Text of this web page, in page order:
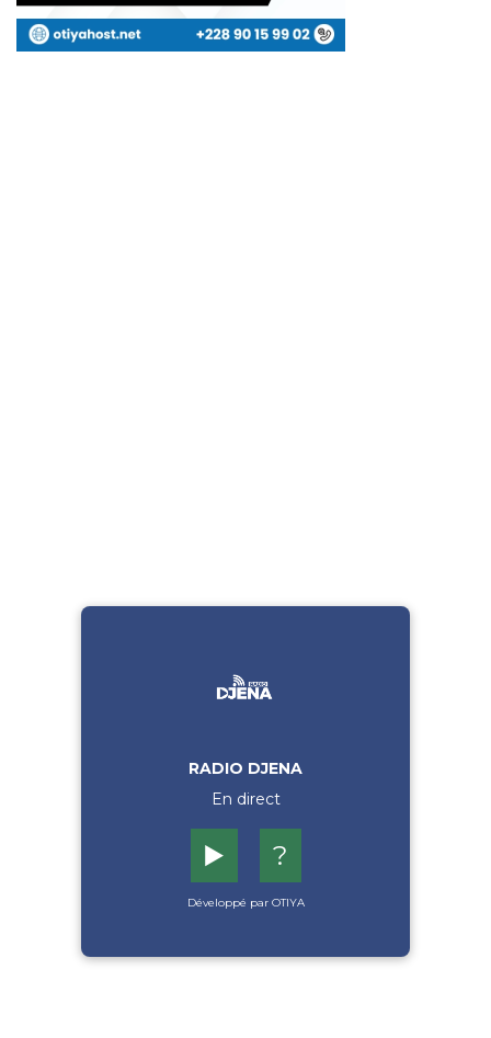
RADIO DJENA
En direct
▶️ ?
Développé par OTIYA